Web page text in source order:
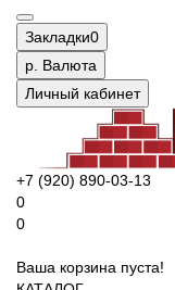
Закладки0
р. Валюта
Личный кабинет
+7 (920) 890-03-13
0
0
Ваша корзина пуста!